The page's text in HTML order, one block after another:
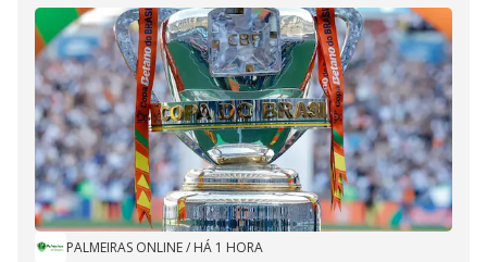
PALMEIRAS ONLINE/ HÁ 1 HORA